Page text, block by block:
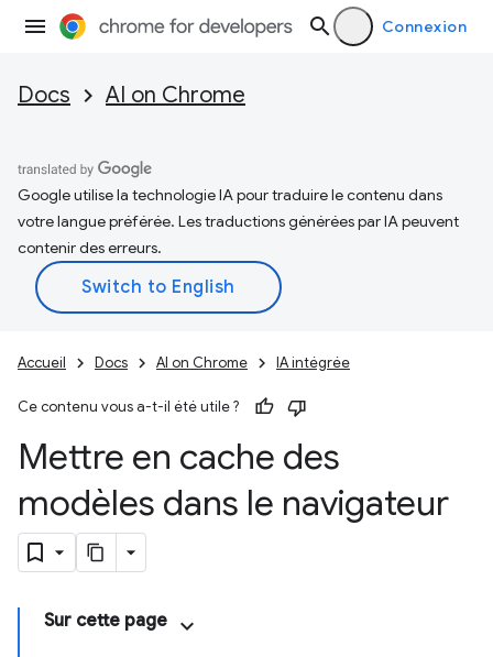
Connexion
Docs AI on Chrome
Google utilise la technologie IA pour traduire le contenu dans
votre langue préférée. Les traductions générées par IA peuvent
contenir des erreurs.
Accueil Docs AI on Chrome IA intégrée
Ce contenu vous a-t-il été utile ?
Mettre en cache des
modèles dans le navigateur
Sur cette page